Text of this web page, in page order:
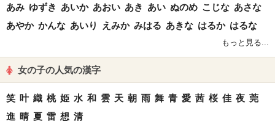
あみ ゆずき あいか あおい あき あい ぬのめ こじな あさな
あやか かんな あいり えみか みはる あきな はるか はるな
もっと見る...
女の子の人気の漢字
笑 叶 織 桃 姫 水 和 雲 天 朝 雨 舞 青 愛 茜 桜 佳 夜 莞
進 晴 夏 雷 想 清